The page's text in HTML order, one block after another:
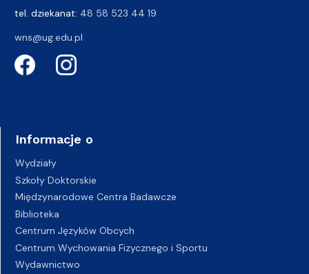
tel. dziekanat: 48 58 523 44 19
wns@ug.edu.pl
Informacje o
Wydziały
Szkoły Doktorskie
Międzynarodowe Centra Badawcze
Biblioteka
Centrum Języków Obcych
Centrum Wychowania Fizycznego i Sportu
Wydawnictwo